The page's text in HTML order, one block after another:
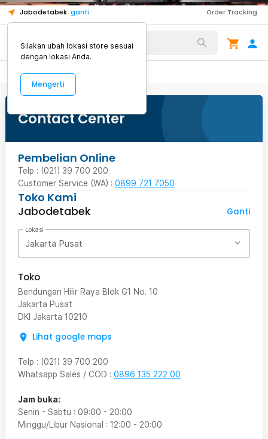
Jabodetabek ganti Order Tracking
Alat Kopi
1
1
1
Contact Center
Pembelian Online
Telp : (021) 39 700 200
Customer Service (WA) : 0899 721 7050
Toko Kami
Jabodetabek
Ganti
Lokasi
Jakarta Pusat
Toko
Bendungan Hilir Raya Blok G1 No. 10
Jakarta Pusat
DKI Jakarta 10210
Lihat google maps
Telp : (021) 39 700 200
Whatsapp Sales / COD : 0896 135 222 00
Jam buka:
Senin - Sabtu : 09:00 - 20:00
Minggu/Libur Nasional : 12:00 - 20:00
Silakan ubah lokasi store sesuai
dengan lokasi Anda.
Mengerti